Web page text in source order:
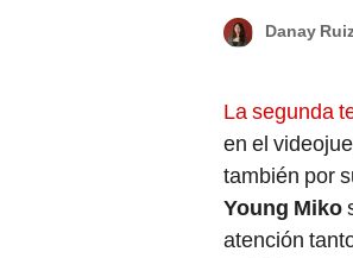
Danay
La segunda
en el
también por
Young Miko
atención